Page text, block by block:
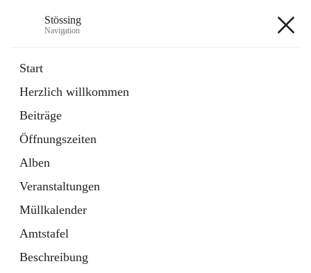
Stössing
Navigation
Start
Herzlich willkommen
Beiträge
Öffnungszeiten
Alben
Veranstaltungen
Müllkalender
Amtstafel
Beschreibung
Datei
in
Tab
Kindergarten
öffnet
in
neuem
Tab